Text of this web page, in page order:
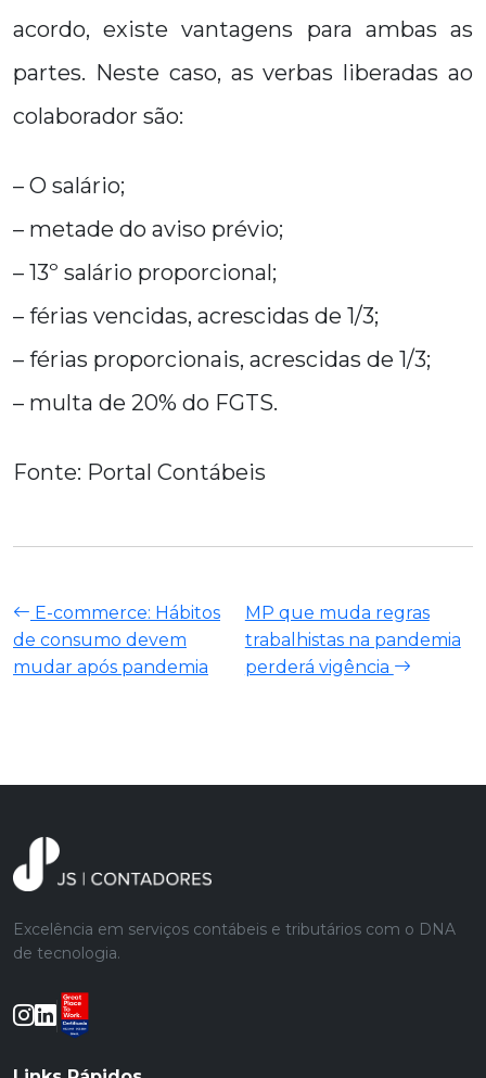
acordo, existe vantagens para ambas as
partes. Neste caso, as verbas liberadas ao
colaborador são:
– O salário;
– metade do aviso prévio;
– 13º salário proporcional;
– férias vencidas, acrescidas de 1/3;
– férias proporcionais, acrescidas de 1/3;
– multa de 20% do FGTS.
Fonte: Portal Contábeis
E-commerce: Hábitos
de consumo devem
mudar após pandemia
MP que muda regras
trabalhistas na pandemia
perderá vigência
Excelência em serviços contábeis e tributários com o DNA
de tecnologia.